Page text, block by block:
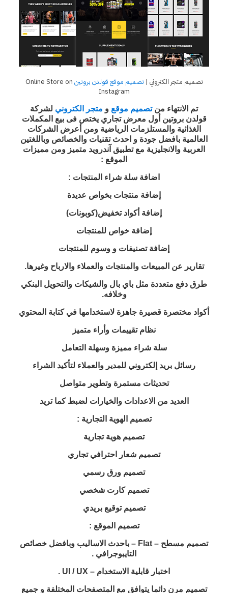
تصميم متجر الكتروني |تصميم موقع قولدن بروتين Online Store on
Instagram
تم الانتهاء منتصميم موقع و متجر الكتروني لشركة
قولدن بروتين أول معرض تجاري يختص فى بيع المكملات
الغذائية والمستلزمات الرياضية ومن أعرض الشركات
العالمية بافضل جودة و احدث تقنيات والخصائص وباللغتين
العربية والانجليزية مع تطبيق آندرويد متميز ومن مميزات
الموقع :
اضافة سلة شراء المنتجات :
إضافة منتجات بخواص عديدة
إضافة أكواد تخفيض(كوبونات)
إضافة خواص للمنتجات
إضافة تصنيفات و وسوم للمنتجات
تقارير عن المبيعات والمنتجات والعملاء والارباح وغيرها.
طرق دفع متعددة مثل باي بال والشيكات والتحويل البنكي
وخلافه.
أكواد مختصرة قصيرة جاهزة لاستخدامها في كتابة المحتوي
نظام تقييمات وأراء متميز
سلة شراء مميزة وسهلة التعامل
رسائل بريد إلكتروني للمدير والعملاء لتأكيد الشراء
تحديثات مستمرة وتطوير متواصل
العديد من الاعدادات والخيارات لضبط كما تريد
تصميم الهوية التجارية :
تصميم هوية تجارية
تصميم شعار احترافي تجاري
تصميم ورق رسمي
تصميم كارت شخصي
تصميم توقيع بريدي
تصميم الموقع :
تصميم مسطح – Flat – باحدث الاساليب وبافضل خصائص
التايبوجرافي .
اختبار قابلية الاستخدام – UI / UX .
تصميم مرن دائما يتوافق مع المتصفحات المختلفة و جميع